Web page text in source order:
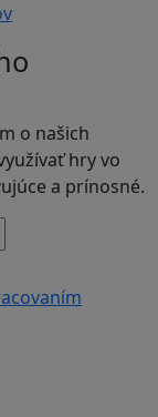
o našich
hry vo
a prínosné.